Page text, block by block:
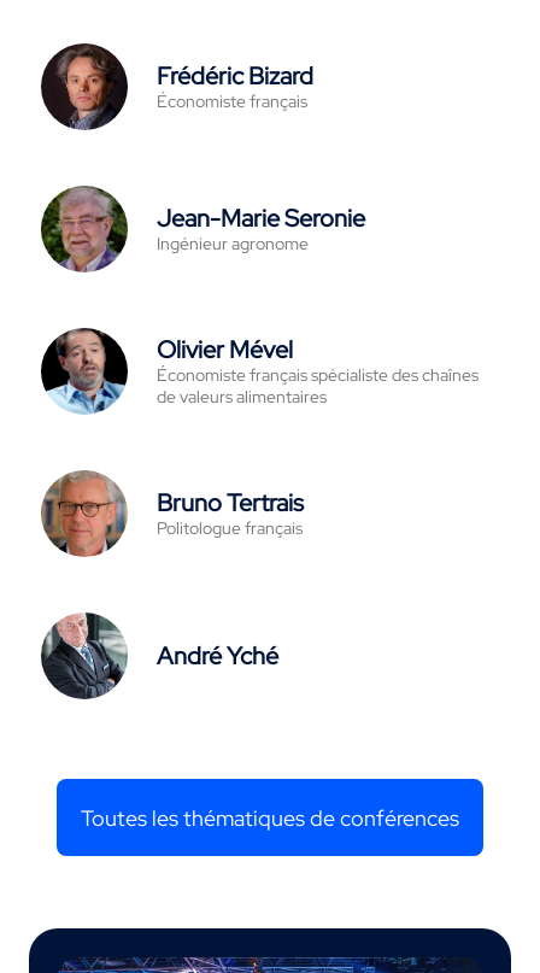
Frédéric Bizard
Économiste français
Jean-Marie Seronie
Ingénieur agronome
Olivier Mével
Économiste français spécialiste des chaînes
de valeurs alimentaires
Bruno Tertrais
Politologue français
André Yché
Toutes les thématiques de conférences